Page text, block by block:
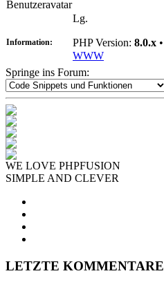
Lg.
Information: PHP Version: 8.0.x •
WWW
Springe ins Forum:
WE LOVE PHPFUSION
SIMPLE AND CLEVER
LETZTE KOMMENTARE